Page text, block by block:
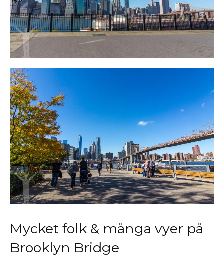
Mycket folk & många vyer på
Brooklyn Bridge